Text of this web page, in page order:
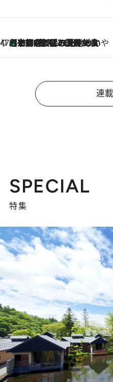
47都道府県の手みやげ ひんやりスイーツで夏を満喫
2026.8.7
【京都府】この夏絶対食べたい 冷やしておいしいおやつ3選 ひと口目から心を掴む新緑のテリーヌ
連
SPECIAL
特集